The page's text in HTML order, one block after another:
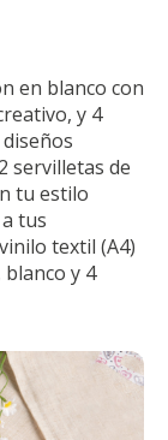
en blanco con
y 4
servilletas de
tu estilo
tus
textil (A4)
y 4